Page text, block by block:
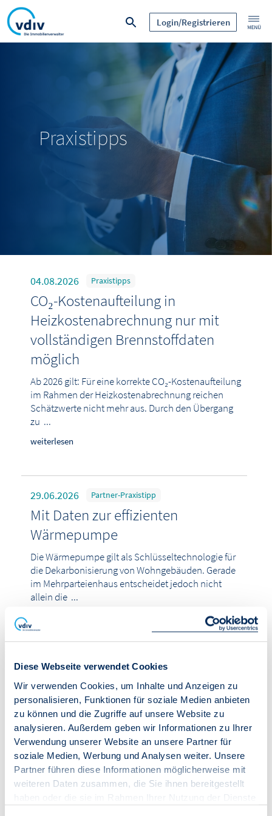
Diese Webseite verwendet Cookies
Wir verwenden Cookies, um Inhalte und Anzeigen zu
personalisieren, Funktionen für soziale Medien anbieten
zu können und die Zugriffe auf unsere Website zu
analysieren. Außerdem geben wir Informationen zu Ihrer
Verwendung unserer Website an unsere Partner für
soziale Medien, Werbung und Analysen weiter. Unsere
Partner führen diese Informationen möglicherweise mit
weiteren Daten zusammen, die Sie ihnen bereitgestellt
Login/Registrieren
Praxistipps
04.08.2026 Praxistipps
CO₂-Kostenaufteilung in
Heizkostenabrechnung nur mit
vollständigen Brennstoffdaten
möglich
Ab 2026 gilt: Für eine korrekte CO₂-Kostenaufteilung
im Rahmen der Heizkostenabrechnung reichen
Schätzwerte nicht mehr aus. Durch den Übergang
zu ...
weiterlesen
29.06.2026 Partner-Praxistipp
Mit Daten zur effizienten
Wärmepumpe
Die Wärmepumpe gilt als Schlüsseltechnologie für
die Dekarbonisierung von Wohngebäuden. Gerade
im Mehrparteienhaus entscheidet jedoch nicht
allein die ...
01.06.2026 Partner-Praxistipp
Hydraulischen Abgleich jetzt
digital und förderfähig umsetzen
Der hydraulische Abgleich ist längst eine
anerkannte Maßnahme, um in
Mehrfamilienhäusern Energie und Kosten
einzusparen. Für Verwaltungen bedeutete ...